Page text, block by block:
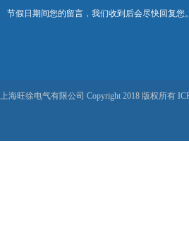
节假日期间您的留言，我们收到后会尽快回复您。
上海旺徐电气有限公司 Copyright 2018 版权所有